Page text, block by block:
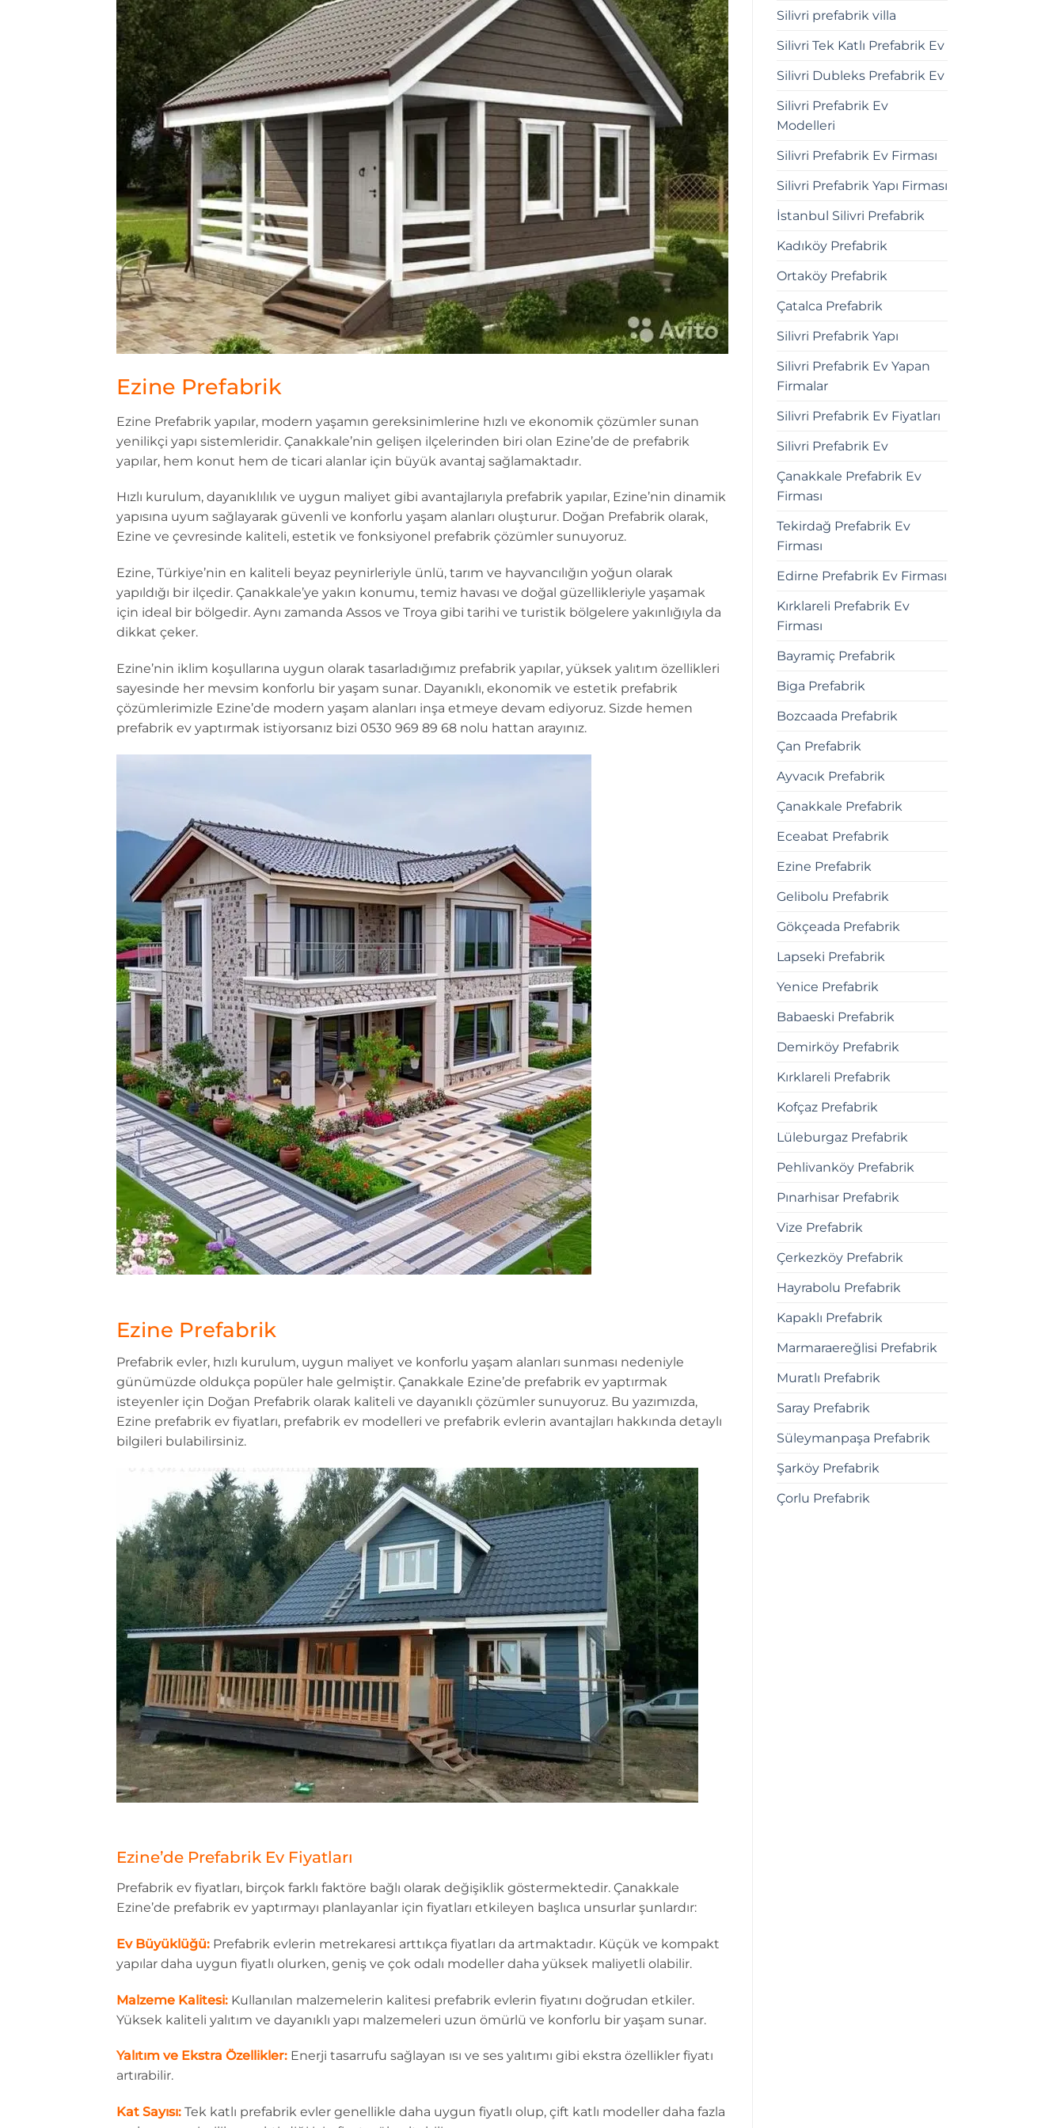
Ezine Prefabrik
Ezine Prefabrik yapılar, modern yaşamın gereksinimlerine hızlı ve ekonomik çözümler sunan
yenilikçi yapı sistemleridir. Çanakkale’nin gelişen ilçelerinden biri olan Ezine’de de prefabrik
yapılar, hem konut hem de ticari alanlar için büyük avantaj sağlamaktadır.
Hızlı kurulum, dayanıklılık ve uygun maliyet gibi avantajlarıyla prefabrik yapılar, Ezine’nin dinamik
yapısına uyum sağlayarak güvenli ve konforlu yaşam alanları oluşturur. Doğan Prefabrik olarak,
Ezine ve çevresinde kaliteli, estetik ve fonksiyonel prefabrik çözümler sunuyoruz.
Ezine, Türkiye’nin en kaliteli beyaz peynirleriyle ünlü, tarım ve hayvancılığın yoğun olarak
yapıldığı bir ilçedir. Çanakkale’ye yakın konumu, temiz havası ve doğal güzellikleriyle yaşamak
için ideal bir bölgedir. Aynı zamanda Assos ve Troya gibi tarihi ve turistik bölgelere yakınlığıyla da
dikkat çeker.
Ezine’nin iklim koşullarına uygun olarak tasarladığımız prefabrik yapılar, yüksek yalıtım özellikleri
sayesinde her mevsim konforlu bir yaşam sunar. Dayanıklı, ekonomik ve estetik prefabrik
çözümlerimizle Ezine’de modern yaşam alanları inşa etmeye devam ediyoruz. Sizde hemen
prefabrik ev yaptırmak istiyorsanız bizi 0530 969 89 68 nolu hattan arayınız.
Ezine Prefabrik
Prefabrik evler, hızlı kurulum, uygun maliyet ve konforlu yaşam alanları sunması nedeniyle
günümüzde oldukça popüler hale gelmiştir. Çanakkale Ezine’de prefabrik ev yaptırmak
isteyenler için Doğan Prefabrik olarak kaliteli ve dayanıklı çözümler sunuyoruz. Bu yazımızda,
Ezine prefabrik ev fiyatları, prefabrik ev modelleri ve prefabrik evlerin avantajları hakkında detaylı
bilgileri bulabilirsiniz.
Ezine’de Prefabrik Ev Fiyatları
Prefabrik ev fiyatları, birçok farklı faktöre bağlı olarak değişiklik göstermektedir. Çanakkale
Ezine’de prefabrik ev yaptırmayı planlayanlar için fiyatları etkileyen başlıca unsurlar şunlardır:
Ev Büyüklüğü: Prefabrik evlerin metrekaresi arttıkça fiyatları da artmaktadır. Küçük ve kompakt
yapılar daha uygun fiyatlı olurken, geniş ve çok odalı modeller daha yüksek maliyetli olabilir.
Malzeme Kalitesi: Kullanılan malzemelerin kalitesi prefabrik evlerin fiyatını doğrudan etkiler.
Yüksek kaliteli yalıtım ve dayanıklı yapı malzemeleri uzun ömürlü ve konforlu bir yaşam sunar.
Yalıtım ve Ekstra Özellikler: Enerji tasarrufu sağlayan ısı ve ses yalıtımı gibi ekstra özellikler fiyatı
artırabilir.
Kat Sayısı: Tek katlı prefabrik evler genellikle daha uygun fiyatlı olup, çift katlı modeller daha fazla
Silivri prefabrik villa
Silivri Tek Katlı Prefabrik Ev
Silivri Dubleks Prefabrik Ev
Silivri Prefabrik Ev
Modelleri
Silivri Prefabrik Ev Firması
Silivri Prefabrik Yapı Firması
İstanbul Silivri Prefabrik
Kadıköy Prefabrik
Ortaköy Prefabrik
Çatalca Prefabrik
Silivri Prefabrik Yapı
Silivri Prefabrik Ev Yapan
Firmalar
Silivri Prefabrik Ev Fiyatları
Silivri Prefabrik Ev
Çanakkale Prefabrik Ev
Firması
Tekirdağ Prefabrik Ev
Firması
Edirne Prefabrik Ev Firması
Kırklareli Prefabrik Ev
Firması
Bayramiç Prefabrik
Biga Prefabrik
Bozcaada Prefabrik
Çan Prefabrik
Ayvacık Prefabrik
Çanakkale Prefabrik
Eceabat Prefabrik
Ezine Prefabrik
Gelibolu Prefabrik
Gökçeada Prefabrik
Lapseki Prefabrik
Yenice Prefabrik
Babaeski Prefabrik
Demirköy Prefabrik
Kırklareli Prefabrik
Kofçaz Prefabrik
Lüleburgaz Prefabrik
Pehlivanköy Prefabrik
Pınarhisar Prefabrik
Vize Prefabrik
Çerkezköy Prefabrik
Hayrabolu Prefabrik
Kapaklı Prefabrik
Marmaraereğlisi Prefabrik
Muratlı Prefabrik
Saray Prefabrik
Süleymanpaşa Prefabrik
Şarköy Prefabrik
Çorlu Prefabrik